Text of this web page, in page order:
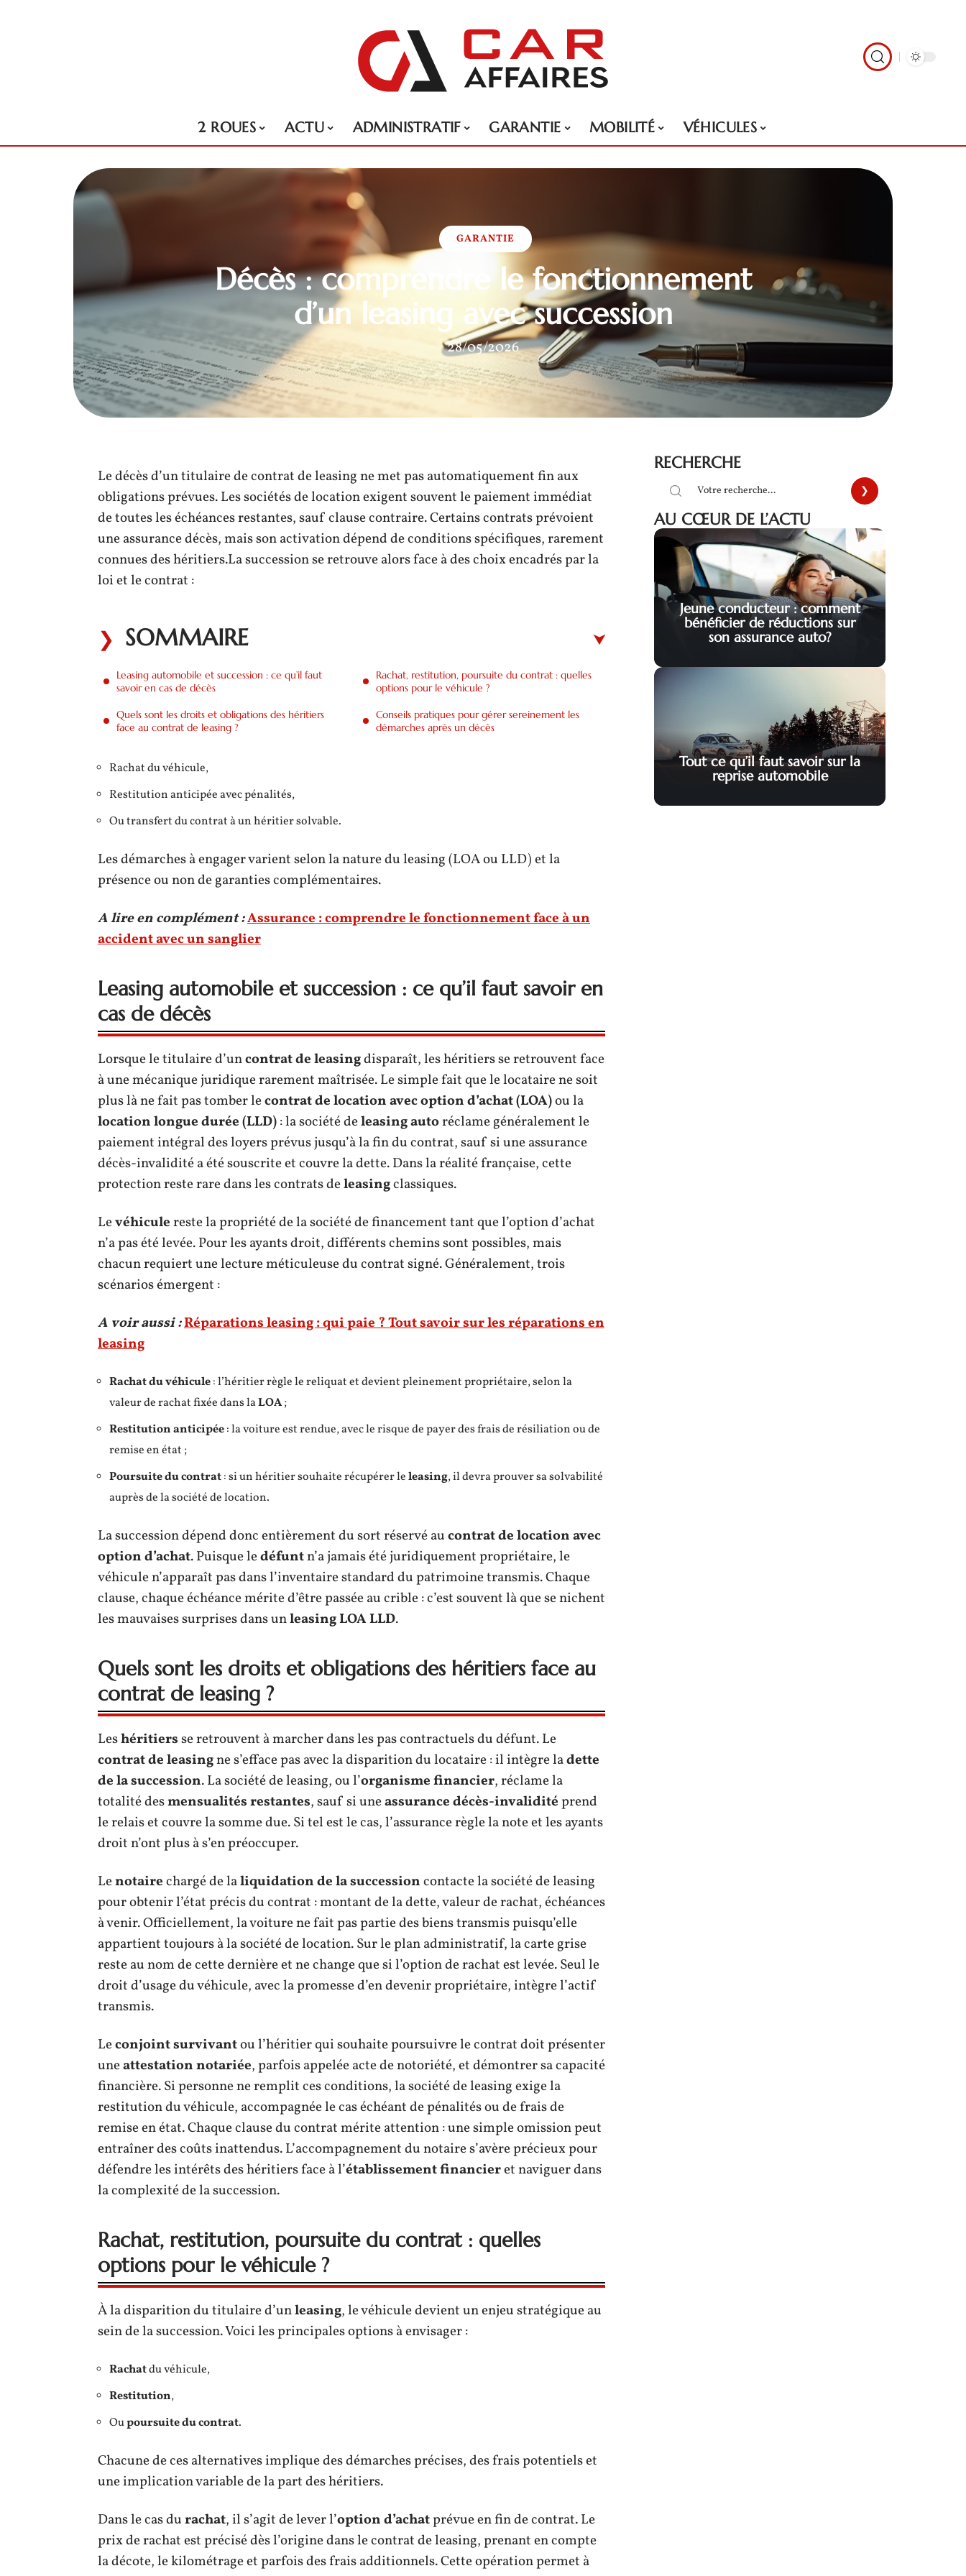
2 ROUES ACTU ADMINISTRATIF GARANTIE MOBILITÉ VÉHICULES
GARANTIE
Décès : comprendre le fonctionnement
d’un leasing avec succession
28/05/2026
Le décès d’un titulaire de contrat de leasing ne met pas automatiquement fin aux
obligations prévues. Les sociétés de location exigent souvent le paiement immédiat
de toutes les échéances restantes, sauf clause contraire. Certains contrats prévoient
une assurance décès, mais son activation dépend de conditions spécifiques, rarement
connues des héritiers.La succession se retrouve alors face à des choix encadrés par la
loi et le contrat :
SOMMAIRE
Leasing automobile et succession : ce qu’il faut
savoir en cas de décès
Quels sont les droits et obligations des héritiers
face au contrat de leasing ?
Rachat, restitution, poursuite du contrat : quelles
options pour le véhicule ?
Conseils pratiques pour gérer sereinement les
démarches après un décès
Rachat du véhicule,
Restitution anticipée avec pénalités,
Ou transfert du contrat à un héritier solvable.
Les démarches à engager varient selon la nature du leasing (LOA ou LLD) et la
présence ou non de garanties complémentaires.
A lire en complément :Assurance : comprendre le fonctionnement face à un
accident avec un sanglier
Leasing automobile et succession : ce qu’il faut savoir en
cas de décès
Lorsque le titulaire d’uncontrat de leasingdisparaît, les héritiers se retrouvent face
à une mécanique juridique rarement maîtrisée. Le simple fait que le locataire ne soit
plus là ne fait pas tomber lecontrat de location avec option d’achat (LOA)ou la
location longue durée (LLD): la société deleasing autoréclame généralement le
paiement intégral des loyers prévus jusqu’à la fin du contrat, sauf si une assurance
décès-invalidité a été souscrite et couvre la dette. Dans la réalité française, cette
protection reste rare dans les contrats deleasingclassiques.
Levéhiculereste la propriété de la société de financement tant que l’option d’achat
n’a pas été levée. Pour les ayants droit, différents chemins sont possibles, mais
chacun requiert une lecture méticuleuse du contrat signé. Généralement, trois
scénarios émergent :
A voir aussi :Réparations leasing : qui paie ? Tout savoir sur les réparations en
leasing
Rachat du véhicule: l’héritier règle le reliquat et devient pleinement propriétaire, selon la
valeur de rachat fixée dans laLOA;
Restitution anticipée: la voiture est rendue, avec le risque de payer des frais de résiliation ou de
remise en état ;
Poursuite du contrat: si un héritier souhaite récupérer leleasing, il devra prouver sa solvabilité
auprès de la société de location.
La succession dépend donc entièrement du sort réservé aucontrat de location avec
option d’achat. Puisque ledéfuntn’a jamais été juridiquement propriétaire, le
véhicule n’apparaît pas dans l’inventaire standard du patrimoine transmis. Chaque
clause, chaque échéance mérite d’être passée au crible : c’est souvent là que se nichent
les mauvaises surprises dans unleasing LOA LLD.
Quels sont les droits et obligations des héritiers face au
contrat de leasing ?
Leshéritiersse retrouvent à marcher dans les pas contractuels du défunt. Le
contrat de leasingne s’efface pas avec la disparition du locataire : il intègre ladette
de la succession. La société de leasing, ou l’organisme financier, réclame la
totalité desmensualités restantes, sauf si uneassurance décès-invaliditéprend
le relais et couvre la somme due. Si tel est le cas, l’assurance règle la note et les ayants
droit n’ont plus à s’en préoccuper.
Lenotairechargé de laliquidation de la successioncontacte la société de leasing
pour obtenir l’état précis du contrat : montant de la dette, valeur de rachat, échéances
à venir. Officiellement, la voiture ne fait pas partie des biens transmis puisqu’elle
appartient toujours à la société de location. Sur le plan administratif, la carte grise
reste au nom de cette dernière et ne change que si l’option de rachat est levée. Seul le
droit d’usage du véhicule, avec la promesse d’en devenir propriétaire, intègre l’actif
transmis.
Leconjoint survivantou l’héritier qui souhaite poursuivre le contrat doit présenter
uneattestation notariée, parfois appelée acte de notoriété, et démontrer sa capacité
financière. Si personne ne remplit ces conditions, la société de leasing exige la
restitution du véhicule, accompagnée le cas échéant de pénalités ou de frais de
remise en état. Chaque clause du contrat mérite attention : une simple omission peut
entraîner des coûts inattendus. L’accompagnement du notaire s’avère précieux pour
défendre les intérêts des héritiers face à l’établissement financieret naviguer dans
la complexité de la succession.
Rachat, restitution, poursuite du contrat : quelles
options pour le véhicule ?
À la disparition du titulaire d’unleasing, le véhicule devient un enjeu stratégique au
sein de la succession. Voici les principales options à envisager :
Rachatdu véhicule,
Restitution,
Oupoursuite du contrat.
Chacune de ces alternatives implique des démarches précises, des frais potentiels et
une implication variable de la part des héritiers.
Dans le cas durachat, il s’agit de lever l’option d’achatprévue en fin de contrat. Le
prix de rachat est précisé dès l’origine dans le contrat de leasing, prenant en compte
la décote, le kilométrage et parfois des frais additionnels. Cette opération permet à
RECHERCHE
AU CŒUR DE L’ACTU
Jeune conducteur : comment
bénéficier de réductions sur
son assurance auto?
Tout ce qu’il faut savoir sur la
reprise automobile